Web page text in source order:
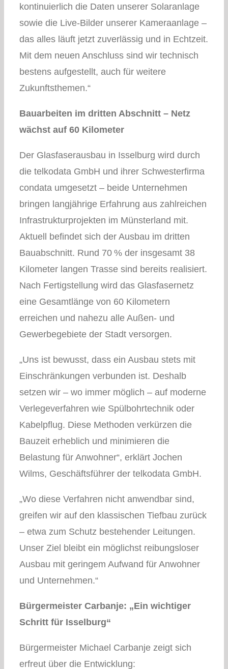
kontinuierlich die Daten unserer Solaranlage
sowie die Live-Bilder unserer Kameraanlage –
das alles läuft jetzt zuverlässig und in Echtzeit.
Mit dem neuen Anschluss sind wir technisch
bestens aufgestellt, auch für weitere
Zukunftsthemen.“
Bauarbeiten im dritten Abschnitt – Netz
wächst auf 60 Kilometer
Der Glasfaserausbau in Isselburg wird durch
die telkodata GmbH und ihrer Schwesterfirma
condata umgesetzt – beide Unternehmen
bringen langjährige Erfahrung aus zahlreichen
Infrastrukturprojekten im Münsterland mit.
Aktuell befindet sich der Ausbau im dritten
Bauabschnitt. Rund 70 % der insgesamt 38
Kilometer langen Trasse sind bereits realisiert.
Nach Fertigstellung wird das Glasfasernetz
eine Gesamtlänge von 60 Kilometern
erreichen und nahezu alle Außen- und
Gewerbegebiete der Stadt versorgen.
„Uns ist bewusst, dass ein Ausbau stets mit
Einschränkungen verbunden ist. Deshalb
setzen wir – wo immer möglich – auf moderne
Verlegeverfahren wie Spülbohrtechnik oder
Kabelpflug. Diese Methoden verkürzen die
Bauzeit erheblich und minimieren die
Belastung für Anwohner“, erklärt Jochen
Wilms, Geschäftsführer der telkodata GmbH.
„Wo diese Verfahren nicht anwendbar sind,
greifen wir auf den klassischen Tiefbau zurück
– etwa zum Schutz bestehender Leitungen.
Unser Ziel bleibt ein möglichst reibungsloser
Ausbau mit geringem Aufwand für Anwohner
und Unternehmen.“
Bürgermeister Carbanje: „Ein wichtiger
Schritt für Isselburg“
Bürgermeister Michael Carbanje zeigt sich
erfreut über die Entwicklung: